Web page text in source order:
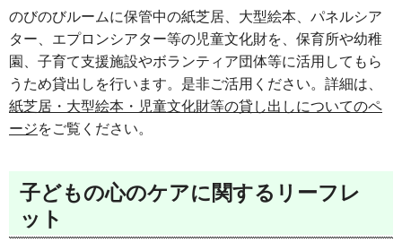
のびのびルームに保管中の紙芝居、大型絵本、パネルシア
ター、エプロンシアター等の児童文化財を、保育所や幼稚
園、子育て支援施設やボランティア団体等に活用してもら
うため貸出しを行います。是非ご活用ください。詳細は、
紙芝居・大型絵本・児童文化財等の貸し出しについてのペ
ージをご覧ください。
子どもの心のケアに関するリーフレ
ット